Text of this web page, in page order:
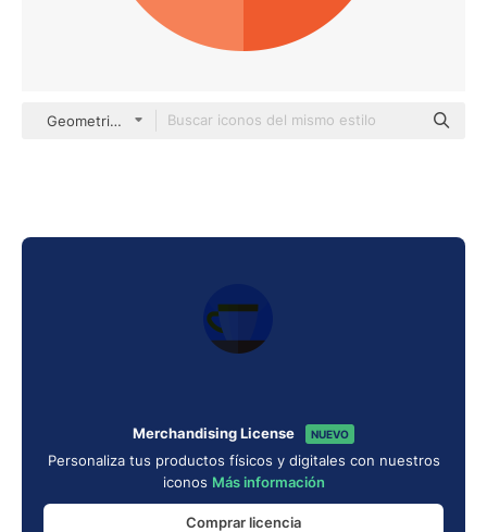
Geometric Flat Circular Flat
Merchandising License NUEVO
Personaliza tus productos físicos y digitales con nuestros
iconos Más información
Comprar licencia